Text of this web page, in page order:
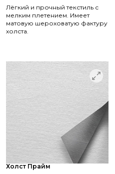
Лёгкий и прочный текстиль с
мелким плетением. Имеет
матовую шероховатую фактуру
холста.
Холст Прайм